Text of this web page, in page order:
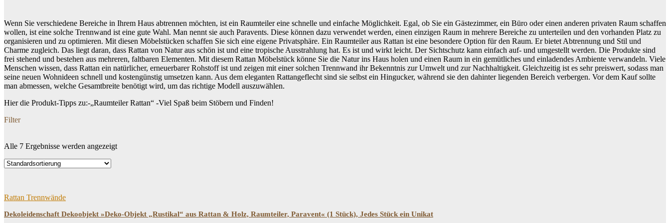
Wenn Sie verschiedene Bereiche in Ihrem Haus abtrennen möchten, ist ein Raumteiler eine schnelle und einfache Möglichkeit. Egal, ob Sie ein Gästezimmer, ein Büro oder einen anderen privaten Raum schaffen
wollen, ist eine solche Trennwand ist eine gute Wahl. Man nennt sie auch Paravents. Diese können dazu verwendet werden, einen einzigen Raum in mehrere Bereiche zu unterteilen und den vorhanden Platz zu
organisieren und zu optimieren. Mit diesen Möbelstücken schaffen Sie sich eine eigene Privatsphäre. Ein Raumteiler aus Rattan ist eine besondere Option für den Raum. Er bietet Abtrennung und Stil und
Charme zugleich. Das liegt daran, dass Rattan von Natur aus schön ist und eine tropische Ausstrahlung hat. Es ist und wirkt leicht. Der Sichtschutz kann einfach auf- und umgestellt werden. Die Produkte sind
frei stehend und bestehen aus mehreren, faltbaren Elementen. Mit diesem Rattan Möbelstück könne Sie die Natur ins Haus holen und einen Raum in ein gemütliches und einladendes Ambiente verwandeln. Viele
Menschen wissen, dass Rattan ein natürlicher, erneuerbarer Rohstoff ist und zeigen mit einer solchen Trennwand ihr Bekenntnis zur Umwelt und zur Nachhaltigkeit. Gleichzeitig ist es sehr preiswert, sodass man
seine neuen Wohnideen schnell und kostengünstig umsetzen kann. Aus dem eleganten Rattangeflecht sind sie selbst ein Hingucker, während sie den dahinter liegenden Bereich verbergen. Vor dem Kauf sollte
man abmessen, welche Gesamtbreite benötigt wird, um das richtige Modell auszuwählen.
Hier die Produkt-Tipps zu:-„Raumteiler Rattan“ -Viel Spaß beim Stöbern und Finden!
Filter
Dein Budget
Price filter
Alle 7 Ergebnisse werden angezeigt
Rattan Trennwände
Dekoleidenschaft Dekoobjekt »Deko-Objekt „Rustikal“ aus Rattan & Holz, Raumteiler, Paravent« (1 Stück), Jedes Stück ein Unikat